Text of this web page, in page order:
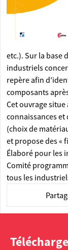
etc.). Sur la base
industriels
repère afin
composants
Cet ouvrage
connaissances
(choix de
et propose des «
Élaboré pour les
Comité
tous les